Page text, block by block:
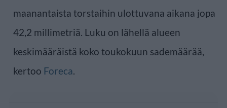
maanantaista torstaihin ulottuvana aikana jopa
42,2 millimetriä. Luku on lähellä alueen
keskimääräistä koko toukokuun sademäärää,
kertoo Foreca.